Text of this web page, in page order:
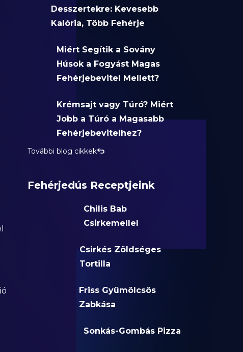
Desszertekre: Kevesebb
Kalória, Több Fehérje
Miért Segítik a Sovány
Húsok a Fogyást Magas
Fehérjebevitel Mellett?
Krémsajt vagy Túró? Miért
Jobb a Túró a Magasabb
Fehérjebevitelhez?
További blog cikkek
Fehérjedús Receptjeink
Chilis Bab
Csirkemellel
Csirkés Zöldséges
Tortilla
Friss Gyümölcsös
Zabkása
Sonkás-Gombás Pizza